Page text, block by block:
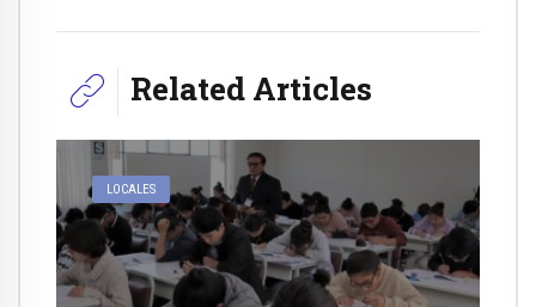
Related Articles
LOCALES